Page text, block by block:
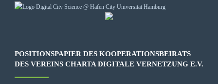
POSITIONSPAPIER DES KOOPERATIONSBEIRATS
DES VEREINS CHARTA DIGITALE VERNETZUNG E.V.